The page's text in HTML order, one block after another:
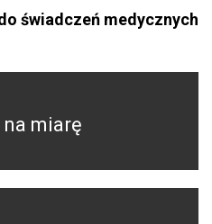
świadczeń medycznych
miarę